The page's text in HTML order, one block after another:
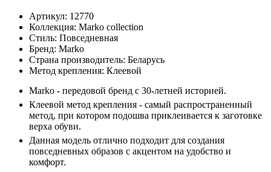
Артикул: 12770
Коллекция: Marko collection
Стиль: Повседневная
Бренд: Marko
Страна производитель: Беларусь
Метод крепления: Клеевой
Marko - передовой бренд с 30-летней историей.
Клеевой метод крепления - самый распространенный
метод, при котором подошва приклеивается к заготовке
верха обуви.
Данная модель отлично подходит для создания
повседневных образов с акцентом на удобство и
комфорт.